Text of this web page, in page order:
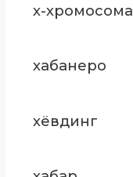
х-хромосома
хабанеро
хёвдинг